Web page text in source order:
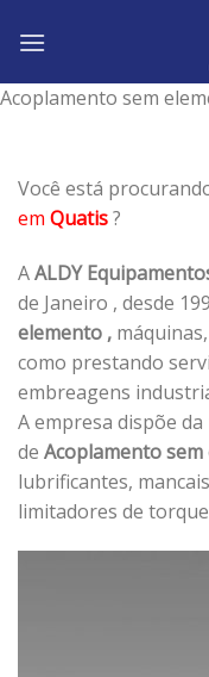
Acoplamento sem
Você está
em Quatis?
AALDY
de Janeiro , desde
elemento ,
como prestando
embreagens
A empresa dispõe
de Acoplamento
lubrificantes,
limitadores de